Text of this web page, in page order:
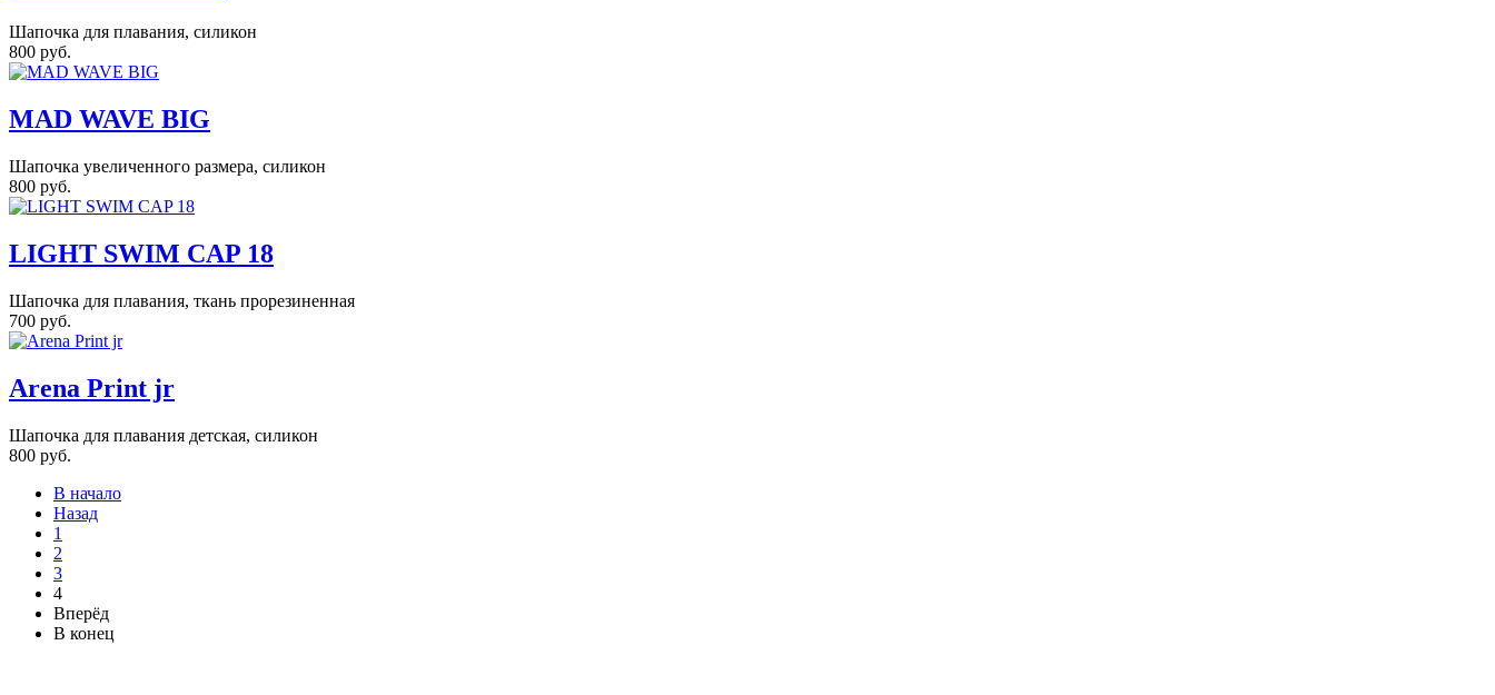
Шапочка для плавания, силикон
800 руб.
MAD WAVE BIG
Шапочка увеличенного размера, силикон
800 руб.
LIGHT SWIM CAP 18
Шапочка для плавания, ткань прорезиненная
700 руб.
Arena Print jr
Шапочка для плавания детская, силикон
800 руб.
В начало
Назад
1
2
3
4
Вперёд
В конец